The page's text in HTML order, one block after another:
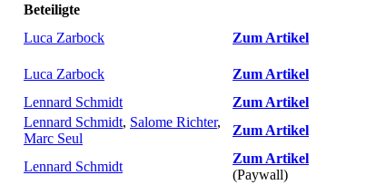
Beteiligte
Luca Zarbock Zum Artikel
Luca Zarbock
Zum Artikel
Lennard Schmidt
Zum Artikel
Lennard Schmidt, Salome Richter,
Marc Seul
Zum Artikel
Lennard Schmidt
Zum Artikel
(Paywall)